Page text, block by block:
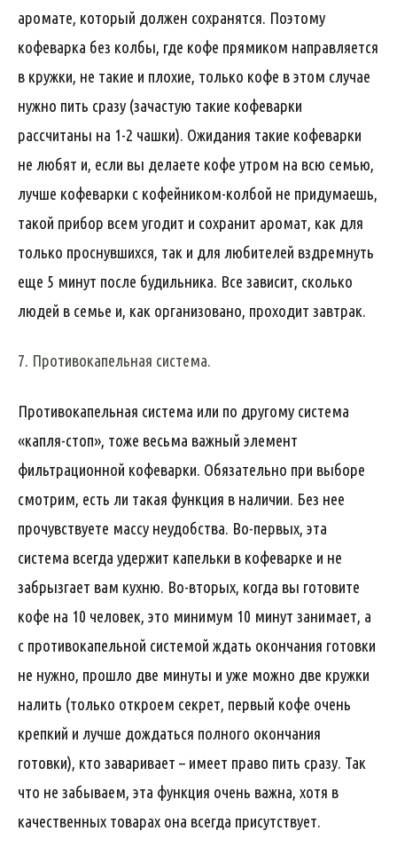
аромате, который должен сохранятся. Поэтому
кофеварка без колбы, где кофе прямиком направляется
в кружки, не такие и плохие, только кофе в этом случае
нужно пить сразу (зачастую такие кофеварки
рассчитаны на 1-2 чашки). Ожидания такие кофеварки
не любят и, если вы делаете кофе утром на всю семью,
лучше кофеварки с кофейником-колбой не придумаешь,
такой прибор всем угодит и сохранит аромат, как для
только проснувшихся, так и для любителей вздремнуть
еще 5 минут после будильника. Все зависит, сколько
людей в семье и, как организовано, проходит завтрак.
7. Противокапельная система.
Противокапельная система или по другому система
«капля-стоп», тоже весьма важный элемент
фильтрационной кофеварки. Обязательно при выборе
смотрим, есть ли такая функция в наличии. Без нее
прочувствуете массу неудобства. Во-первых, эта
система всегда удержит капельки в кофеварке и не
забрызгает вам кухню. Во-вторых, когда вы готовите
кофе на 10 человек, это минимум 10 минут занимает, а
с противокапельной системой ждать окончания готовки
не нужно, прошло две минуты и уже можно две кружки
налить (только откроем секрет, первый кофе очень
крепкий и лучше дождаться полного окончания
готовки), кто заваривает – имеет право пить сразу. Так
что не забываем, эта функция очень важна, хотя в
качественных товарах она всегда присутствует.